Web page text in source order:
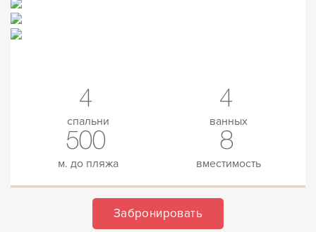
4
спальни
4
ванных
500
м. до пляжа
8
вместимость
Забронировать